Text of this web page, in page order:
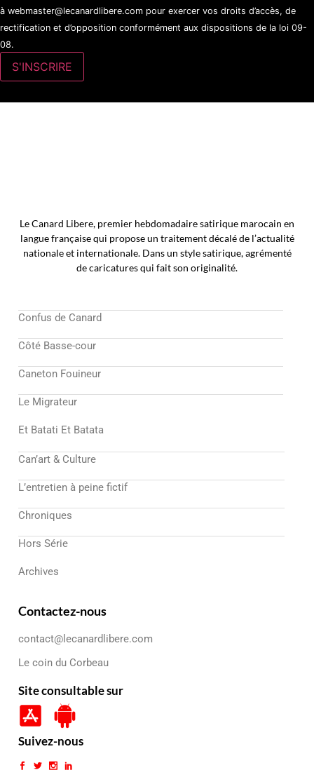
à webmaster@lecanardlibere.com pour exercer vos droits d’accès, de
rectification et d’opposition conformément aux dispositions de la loi 09-
08.
Le Canard Libere, premier hebdomadaire satirique marocain en
langue française qui propose un traitement décalé de l’actualité
nationale et internationale. Dans un style satirique, agrémenté
de caricatures qui fait son originalité.
Confus de Canard
Côté Basse-cour
Caneton Fouineur
Le Migrateur
Et Batati Et Batata
Can’art & Culture
L’entretien à peine fictif
Chroniques
Hors Série
Archives
Contactez-nous
contact@lecanardlibere.com
Le coin du Corbeau
Site consultable sur
Suivez-nous